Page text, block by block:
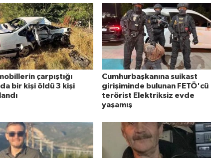
çarpıştığı
bir kişi öldü 3 kişi
Cumhurbaşkanına suikast
girişiminde bulunan FETÖ'cü
terörist Elektriksiz evde
yaşamış